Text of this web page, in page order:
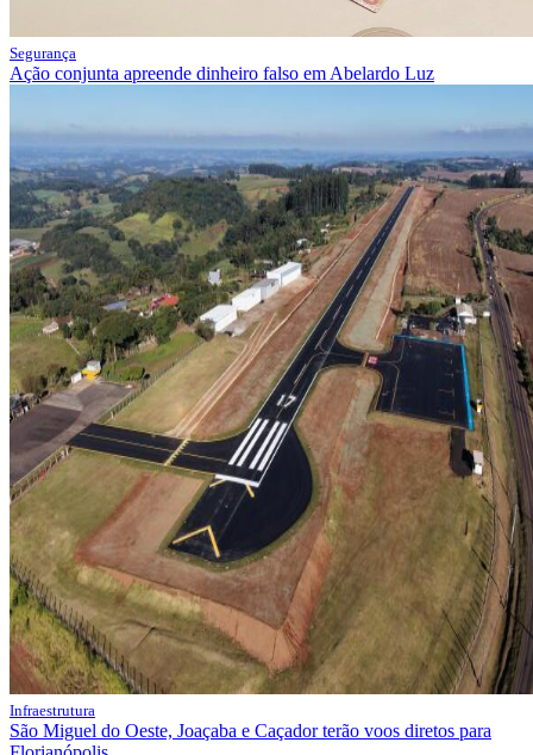
Segurança
Ação conjunta apreende dinheiro falso em Abelardo Luz
Infraestrutura
São Miguel do Oeste, Joaçaba e Caçador terão voos diretos para